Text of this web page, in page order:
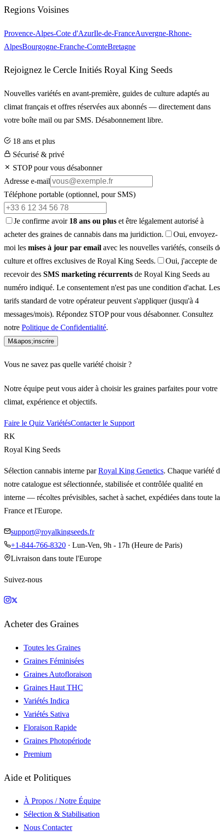
Regions Voisines
Provence-Alpes-Cote d'AzurIle-de-FranceAuvergne-Rhone-
AlpesBourgogne-Franche-ComteBretagne
Rejoignez le Cercle Initiés Royal King Seeds
Nouvelles variétés en avant-première, guides de culture adaptés au
climat français et offres réservées aux abonnés — directement dans
votre boîte mail ou par SMS. Désabonnement libre.
18 ans et plus
Sécurisé & privé
STOP pour vous désabonner
Adresse e-mail
Téléphone portable (optionnel, pour SMS)
Je confirme avoir 18 ans ou plus et être légalement autorisé à
acheter des graines de cannabis dans ma juridiction.
Oui, envoyez-
moi les mises à jour par email avec les nouvelles variétés, conseils
culture et offres exclusives de Royal King Seeds.
Oui, j'accepte de
recevoir des SMS marketing récurrents de Royal King Seeds au
numéro indiqué. Le consentement n'est pas une condition d'achat. Les
tarifs standard de votre opérateur peuvent s'appliquer (jusqu'à 4
messages/mois). Répondez STOP pour vous désabonner. Consultez
notre Politique de Confidentialité.
M&apos;inscrire
Vous ne savez pas quelle variété choisir ?
Notre équipe peut vous aider à choisir les graines parfaites pour votre
climat, expérience et objectifs.
Faire le Quiz VariétésContacter le Support
RK
Royal King Seeds
Sélection cannabis interne parRoyal King Genetics. Chaque variété
notre catalogue est sélectionnée, stabilisée et contrôlée qualité en
interne — récoltes prévisibles, sachet à sachet, expédiées dans toute la
France et l'Europe.
support@royalkingseeds.fr
+1-844-766-8320 · Lun-Ven, 9h - 17h (Heure de Paris)
Livraison dans toute l'Europe
Suivez-nous
Acheter des Graines
Toutes les Graines
Graines Féminisées
Graines Autofloraison
Graines Haut THC
Variétés Indica
Variétés Sativa
Floraison Rapide
Graines Photopériode
Premium
Aide et Politiques
À Propos / Notre Équipe
Sélection & Stabilisation
Nous Contacter